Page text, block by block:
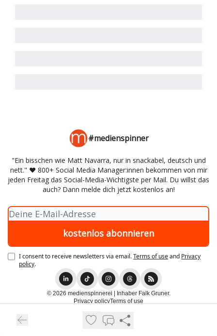
#medienspinner
"Ein bisschen wie Matt Navarra, nur in snackabel, deutsch und
nett." ♥️ 800+ Social Media Manager:innen bekommen von mir
jeden Freitag das Social-Media-Wichtigste per Mail. Du willst das
auch? Dann melde dich jetzt kostenlos an!
I consent to receive newsletters via email.Terms of useand Privacy
policy.
© 2026 medienspinnerei | Inhaber Falk Gruner.
Privacy policyTerms of use
Powered by beehiiv